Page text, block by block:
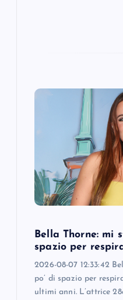
Bella Thorne: mi
spazio per
2026-08-07 12:33:42
po’ di spazio per
ultimi anni. L’attrice